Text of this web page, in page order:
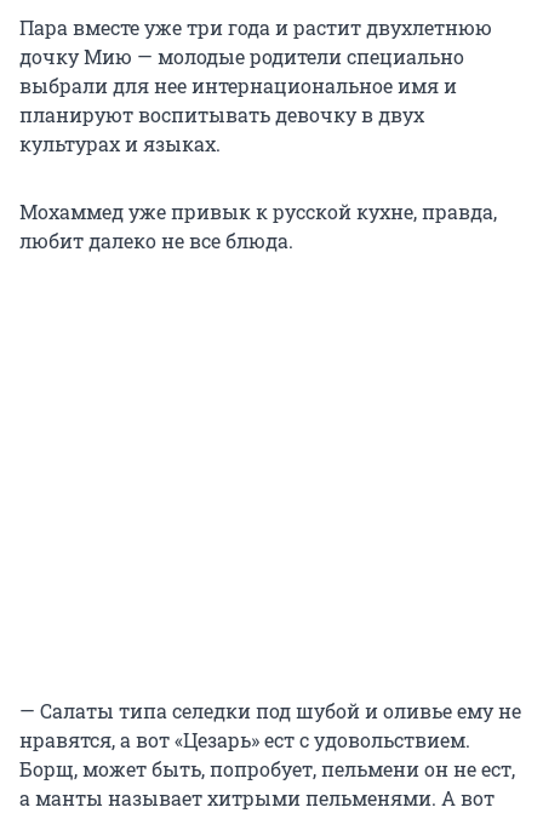
Пара вместе уже три года и растит двухлетнюю
дочку Мию — молодые родители специально
выбрали для нее интернациональное имя и
планируют воспитывать девочку в двух
культурах и языках.
Мохаммед уже привык к русской кухне, правда,
любит далеко не все блюда.
— Салаты типа селедки под шубой и оливье ему не
нравятся, а вот «Цезарь» ест с удовольствием.
Борщ, может быть, попробует, пельмени он не ест,
а манты называет хитрыми пельменями. А вот